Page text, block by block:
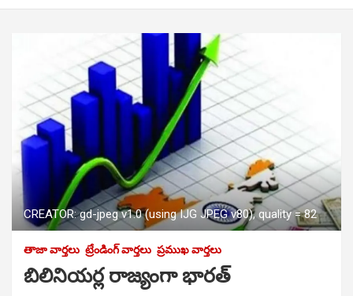
CREATOR: gd-jpeg v1.0 (using IJG JPEG v80), quality = 82
తాజా వార్తలు ట్రేండింగ్ వార్తలు ప్రముఖ వార్తలు
బిలినియర్ల రాజ్యంగా భారత్